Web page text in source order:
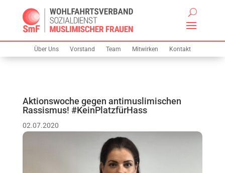
Über Uns Vorstand Team Mitwirken Kontakt
Aktionswoche gegen antimuslimischen
Rassismus! #KeinPlatzfürHass
02.07.2020